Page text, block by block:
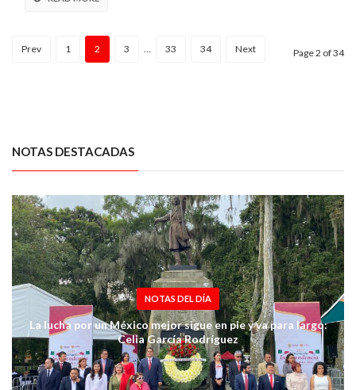
Prev 1 2 3 33 34 Next Page 2 of 34
NOTAS DESTACADAS
NOTAS DEL DÍA
La lucha por un México mejor sigue en pie y va para largo:
Celia García Rodríguez